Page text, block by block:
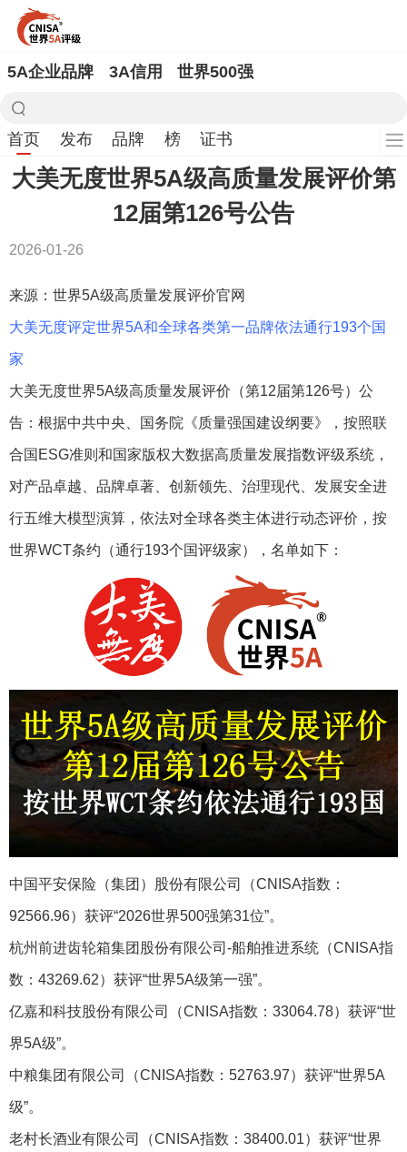
5A企业品牌 3A信用 世界500强
首页 发布 品牌 榜 证书
大美无度世界5A级高质量发展评价第
12届第126号公告
2026-01-26
来源：世界5A级高质量发展评价官网
大美无度评定世界5A和全球各类第一品牌依法通行193个国
家
大美无度世界5A级高质量发展评价（第12届第126号）公
告：根据中共中央、国务院《质量强国建设纲要》，按照联
合国ESG准则和国家版权大数据高质量发展指数评级系统，
对产品卓越、品牌卓著、创新领先、治理现代、发展安全进
行五维大模型演算，依法对全球各类主体进行动态评价，按
世界WCT条约（通行193个国评级家），名单如下：
中国平安保险（集团）股份有限公司（CNISA指数：
92566.96）获评“2026世界500强第31位”。
杭州前进齿轮箱集团股份有限公司-船舶推进系统‌（CNISA指
数：43269.62）获评“世界5A级第一强”。
亿嘉和科技股份有限公司（CNISA指数：33064.78）获评“世
界5A级”。
中粮集团有限公司（CNISA指数：52763.97）获评“世界5A
级”。
老村长酒业有限公司（CNISA指数：38400.01）获评“世界